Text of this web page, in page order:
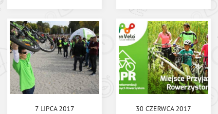
7 LIPCA 2017 30 CZERWCA 2017